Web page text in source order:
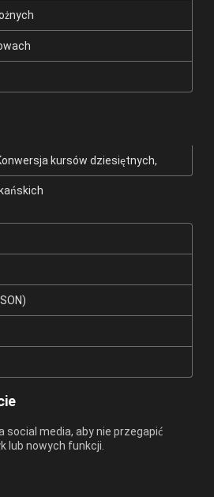
kursów dziesiętnych,
social media, aby nie przegapić
lub nowych funkcji.